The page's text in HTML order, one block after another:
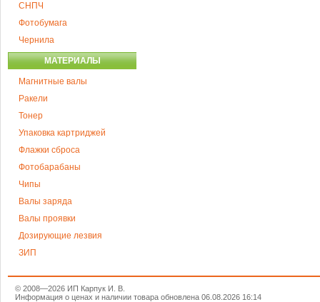
СНПЧ
Фотобумага
Чернила
МАТЕРИАЛЫ
Магнитные валы
Ракели
Тонер
Упаковка картриджей
Флажки сброса
Фотобарабаны
Чипы
Валы заряда
Валы проявки
Дозирующие лезвия
ЗИП
© 2008—2026 ИП Карпук И. В.
Информация о ценах и наличии товара обновлена 06.08.2026 16:14